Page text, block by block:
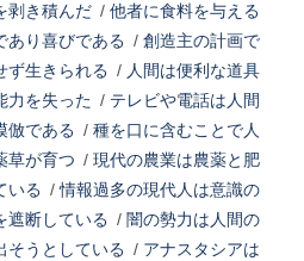
剥き積んだ / 他者に食料を与える
あり喜びである / 創造主の計画で
ず生きられる / 人間は便利な道具
力を失った / テレビや電話は人間
倣である / 種を口に含むことで人
草が育つ / 現代の農業は農薬と肥
いる /情報過多の現代人は意識の
遮断している / 闇の勢力は人間の
そうとしている / アナスタシアは